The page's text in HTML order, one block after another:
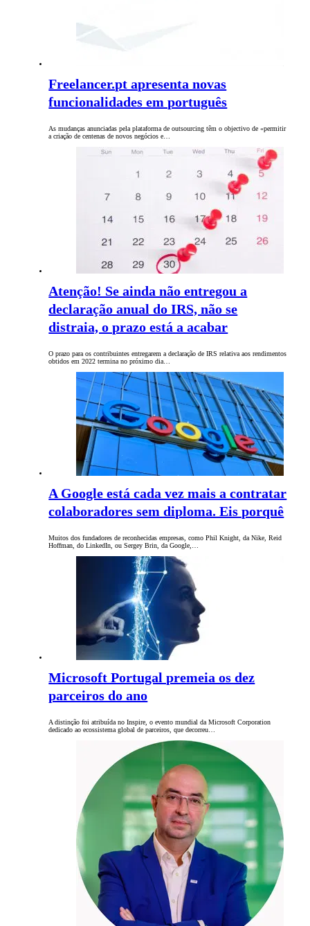
Freelancer.pt apresenta novas
funcionalidades em português
As mudanças anunciadas pela plataforma de outsourcing têm o objectivo de «permitir
a criação de centenas de novos negócios e…
Atenção! Se ainda não entregou a
declaração anual do IRS, não se
distraia, o prazo está a acabar
O prazo para os contribuintes entregarem a declaração de IRS relativa aos rendimentos
obtidos em 2022 termina no próximo dia…
A Google está cada vez mais a contratar
colaboradores sem diploma. Eis porquê
Muitos dos fundadores de reconhecidas empresas, como Phil Knight, da Nike, Reid
Hoffman, do LinkedIn, ou Sergey Brin, da Google,…
Microsoft Portugal premeia os dez
parceiros do ano
A distinção foi atribuída no Inspire, o evento mundial da Microsoft Corporation
dedicado ao ecossistema global de parceiros, que decorreu…